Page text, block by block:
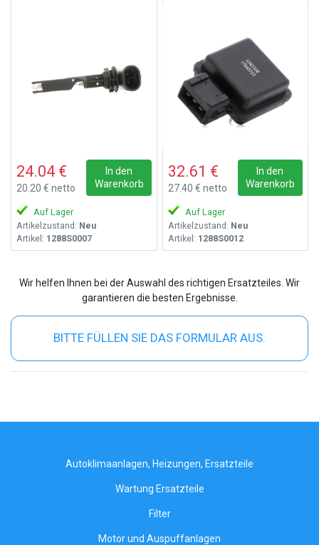
24.04 €
20.20 € netto
In den
Warenkorb
Auf Lager
Artikelzustand: Neu
Artikel: 1288S0007
32.61 €
27.40 € netto
In den
Warenkorb
Auf Lager
Artikelzustand: Neu
Artikel: 1288S0012
Wir helfen Ihnen bei der Auswahl des richtigen Ersatzteiles. Wir
garantieren die besten Ergebnisse.
BITTE FÜLLEN SIE DAS FORMULAR AUS.
Autoklimaanlagen, Heizungen, Ersatzteile
Wartung Ersatzteile
Filter
Motor und Auspuffanlagen